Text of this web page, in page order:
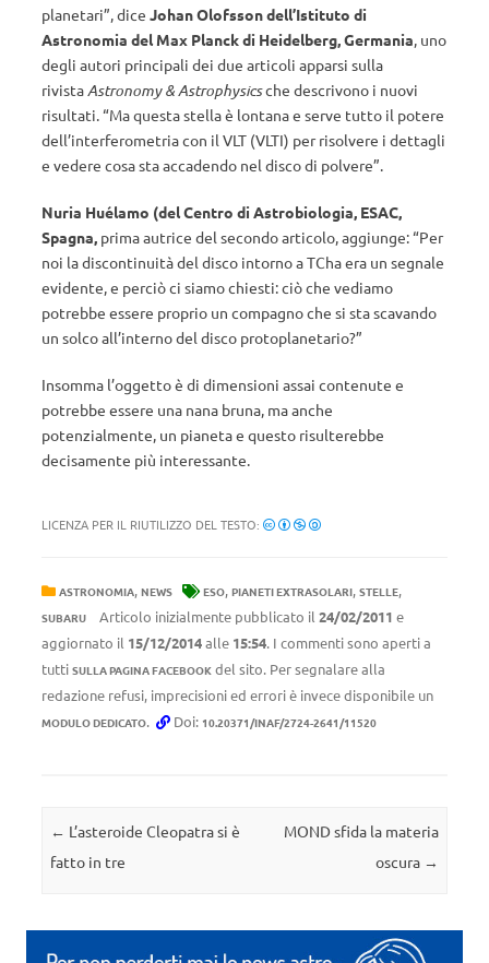
planetari”, dice Johan Olofsson dell’Istituto di
Astronomia del Max Planck di Heidelberg, Germania, uno
degli autori principali dei due articoli apparsi sulla
rivistaAstronomy & Astrophysicsche descrivono i nuovi
risultati. “Ma questa stella è lontana e serve tutto il potere
dell’interferometria con il VLT (VLTI) per risolvere i dettagli
e vedere cosa sta accadendo nel disco di polvere”.
Nuria Huélamo (del Centro di Astrobiologia, ESAC,
Spagna, prima autrice del secondo articolo, aggiunge: “Per
noi la discontinuità del disco intorno a TCha era un segnale
evidente, e perciò ci siamo chiesti: ciò che vediamo
potrebbe essere proprio un compagno che si sta scavando
un solco all’interno del disco protoplanetario?”
Insomma l’oggetto è di dimensioni assai contenute e
potrebbe essere una nana bruna, ma anche
potenzialmente, un pianeta e questo risulterebbe
decisamente più interessante.
LICENZA PER IL RIUTILIZZO DEL TESTO:
ASTRONOMIA, NEWS ESO, PIANETI EXTRASOLARI, STELLE,
SUBARU Articolo inizialmente pubblicato il 24/02/2011 e
aggiornato il 15/12/2014alle 15:54. I commenti sono aperti a
tutti SULLA PAGINA FACEBOOK del sito. Per segnalare alla
redazione refusi, imprecisioni ed errori è invece disponibile un
MODULO DEDICATO. Doi: 10.20371/INAF/2724-2641/11520
Navigazione articolo
← L’asteroide Cleopatra si è
fatto in tre
MOND sfida la materia
oscura →